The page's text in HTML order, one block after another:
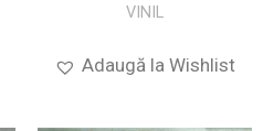
VINIL
Adaugă la Wishlist